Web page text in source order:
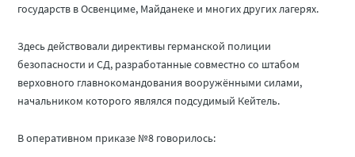
государств в Освенциме, Майданеке и многих других лагерях.
Здесь действовали директивы германской полиции
безопасности и СД, разработанные совместно со штабом
верховного главнокомандования вооружёнными силами,
начальником которого являлся подсудимый Кейтель.
В оперативном приказе №8 говорилось: